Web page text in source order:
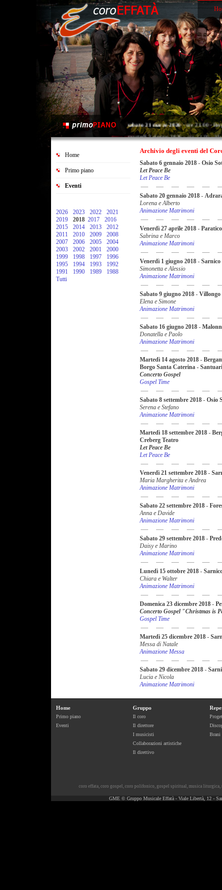
sabato 21 marzo 2026- ore 21.00 -
martedì 2 giugno 2026- ore 21.00 -
Home
Primo piano
Eventi
2026 2023 2022
2021
2019
2018 2017
2016
2015
2014 2013
2012
2011
2010 2009
2008
2007
2006 2005
2004
2003
2002 2001
2000
1999
1998 1997
1996
1995
1994 1993
1992
1991
1990 1989
1988
Tutti
Archivio degli eventi del
Sabato 6 gennaio 2018- Osio
Let Peace Be
Let Peace Be
Sabato 20 gennaio 2018-
Lorena e Alberto
Animazione Matrimoni
Venerdì 27 aprile 2018-
Sabrina e Marco
Animazione Matrimoni
Venerdì 1 giugno 2018- Sarnico
Simonetta e Alessio
Animazione Matrimoni
Sabato 9 giugno 2018- Villongo
Elena e Simone
Animazione Matrimoni
Sabato 16 giugno 2018-
Donatella e Paolo
Animazione Matrimoni
Martedì 14 agosto 2018-
Borgo Santa Caterina -
Concerto Gospel
Gospel Time
Sabato 8 settembre 2018- Osio
Serena e Stefano
Animazione Matrimoni
Martedì 18 settembre 2018-
Creberg Teatro
Let Peace Be
Let Peace Be
Venerdì 21 settembre 2018-
Maria Margherita e Andrea
Animazione Matrimoni
Sabato 22 settembre 2018-
Anna e Davide
Animazione Matrimoni
Sabato 29 settembre 2018-
Daisy e Marino
Animazione Matrimoni
Lunedì 15 ottobre 2018-
Chiara e Walter
Animazione Matrimoni
Domenica 23 dicembre 2018-
Concerto Gospel "Christmas is
Gospel Time
Martedì 25 dicembre 2018-
Messa di Natale
Animazione Messa
Sabato 29 dicembre 2018-
Lucia e Nicola
Animazione Matrimoni
Home
Primo piano
Eventi
Gruppo
Il coro
Il direttore
I musicisti
Collaborazioni artistiche
Il direttivo
Brani
coro effata, coro gospel , coro polifonico, gospel spiritual , musica liturgica,
GME © Gruppo Musicale Effatà - Viale Libertà, 12 -